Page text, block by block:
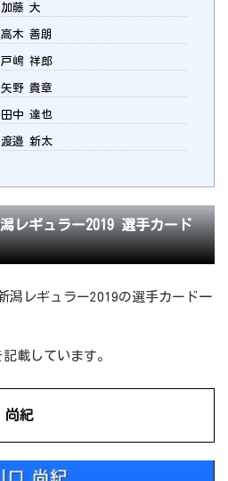
加藤 大
木 善朗
戸嶋 祥郎
矢野 貴章
田中 達也
渡邉 新太
レギュラー2019 選手カード
潟レギュラー2019の選手カード一
載しています。
尚紀